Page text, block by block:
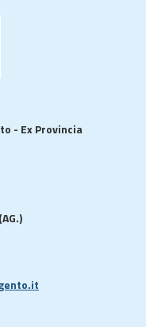
- Ex Provincia